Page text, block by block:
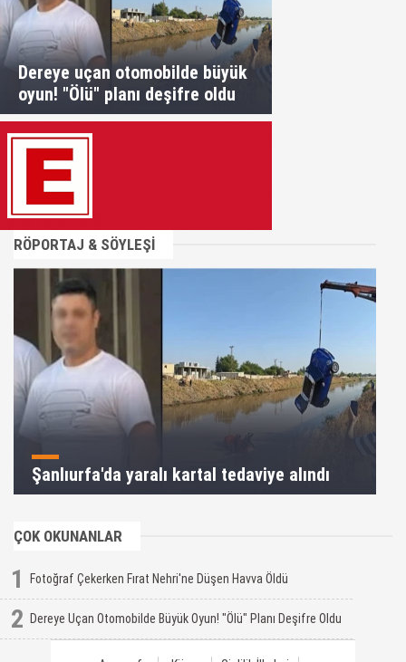
Dereye uçan otomobilde büyük
oyun! "Ölü" planı deşifre oldu
RÖPORTAJ & SÖYLEŞİ
Şanlıurfa'da yaralı kartal tedaviye alındı
ÇOK OKUNANLAR
1 Fotoğraf Çekerken Fırat Nehri'ne Düşen Havva Öldü
2 Dereye Uçan Otomobilde Büyük Oyun! "Ölü" Planı Deşifre Oldu